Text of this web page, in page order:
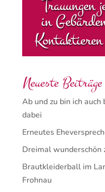
Neueste Beiträge
Ab und zu bin ich
dabei
Erneutes
Dreimal wunderschön
Brautkleiderball im
Frohnau